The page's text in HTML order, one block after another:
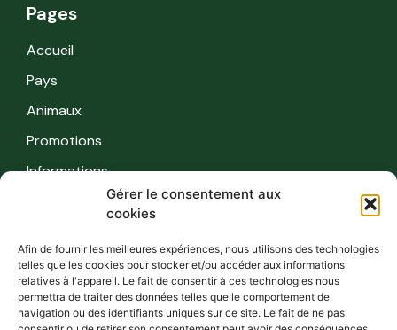
Gérer le consentement aux
cookies
Afin de fournir les meilleures expériences, nous utilisons des technologies
telles que les cookies pour stocker et/ou accéder aux informations
relatives à l'appareil. Le fait de consentir à ces technologies nous
permettra de traiter des données telles que le comportement de
navigation ou des identifiants uniques sur ce site. Le fait de ne pas
Pages
Accueil
Pays
Animaux
Promotions
Informations
Règles de sécurité
FAQ